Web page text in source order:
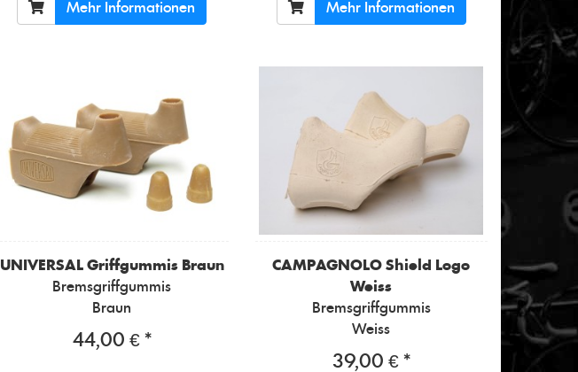
Mehr Informationen Mehr Informationen
UNIVERSAL Griffgummis Braun
Bremsgriffgummis
Braun
44,00 € *
CAMPAGNOLO Shield Logo
Weiss
Bremsgriffgummis
Weiss
39,00 € *